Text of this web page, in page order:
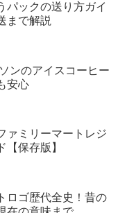
パックの送り方ガイ
まで解説
ンのアイスコーヒー
安心
ァミリーマートレジ
【保存版】
ロゴ歴代全史！昔の